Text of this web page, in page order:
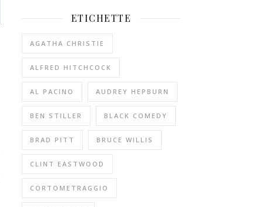
ETICHETTE
AGATHA CHRISTIE
ALFRED HITCHCOCK
AL PACINO AUDREY HEPBURN
BEN STILLER BLACK COMEDY
BRAD PITT BRUCE WILLIS
CLINT EASTWOOD
CORTOMETRAGGIO